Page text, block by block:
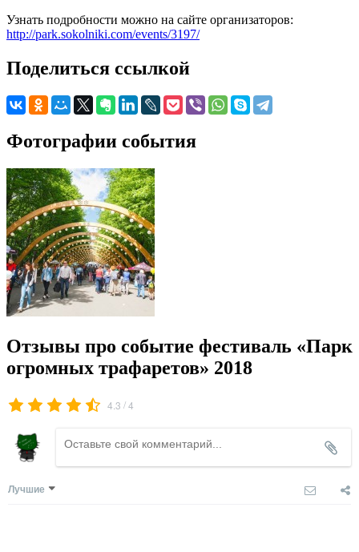
Узнать подробности можно на сайте организаторов:
http://park.sokolniki.com/events/3197/
Поделиться ссылкой
Фотографии события
Отзывы про событие фестиваль «Парк
огромных трафаретов» 2018
4.3 /4
Лучшие